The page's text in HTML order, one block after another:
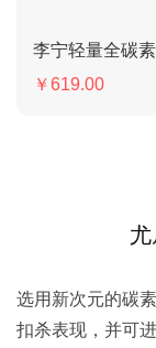
李宁轻量全碳
￥619.00
选用新次元的碳
扣杀表现，并可